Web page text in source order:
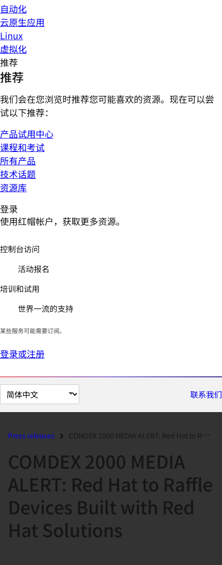
自动化
云原生应用
Linux
虚拟化
推荐
推荐
我们会在您浏览时推荐您可能喜欢的资源。现在可以尝
试以下推荐：
产品试用中心
课程和考试
所有产品
技术话题
资源库
登录
使用红帽帐户，获取更多资源。
控制台访问
活动报名
培训和试用
世界一流的支持
某些服务可能需要订阅。
登录或注册
切
换
面
联系我们
Press releases COMDEX 2000 MEDIA ALERT: Red Hat to Raffle Devices Built with Red Hat...
COMDEX 2000 MEDIA
ALERT: Red Hat to Raffle
Devices Built with Red
Hat Solutions